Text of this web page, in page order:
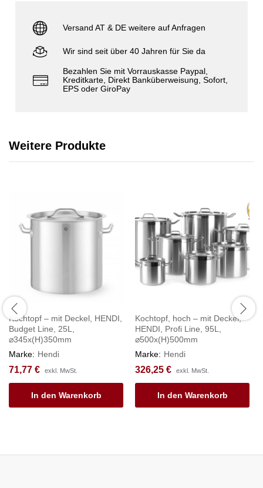
Versand AT & DE weitere auf Anfragen
Wir sind seit über 40 Jahren für Sie da
Bezahlen Sie mit Vorrauskasse Paypal,
Kreditkarte, Direkt Banküberweisung, Sofort,
EPS oder GiroPay
Weitere Produkte
Kochtopf – mit Deckel, HENDI,
Budget Line, 25L,
⌀345x(H)350mm
Marke: Hendi
71,77 € exkl. MwSt.
In den Warenkorb
Kochtopf, hoch – mit Deckel,
HENDI, Profi Line, 95L,
⌀500x(H)500mm
Marke: Hendi
326,25 € exkl. MwSt.
In den Warenkorb